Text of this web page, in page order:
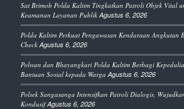
Sat Brimob Polda Kaltim Tingkatkan Patroli Objek Vital
Keamanan Layanan Publik Agustus 6, 2026
Polda Kaltim Perkuat Pengawasan Kendaraan Angkutan
Check Agustus 6, 2026
Polwan dan Bhayangkari Polda Kaltim Berbagi
Bantuan Sosial kepada Warga Agustus 6, 2026
Polsek Sangasanga Intensifkan Patroli Dialogis,
Kondusif Agustus 6, 2026